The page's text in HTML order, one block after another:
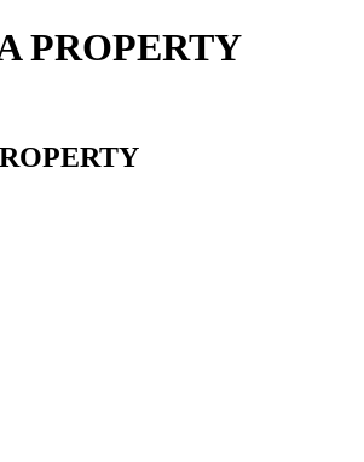
PROPERTY